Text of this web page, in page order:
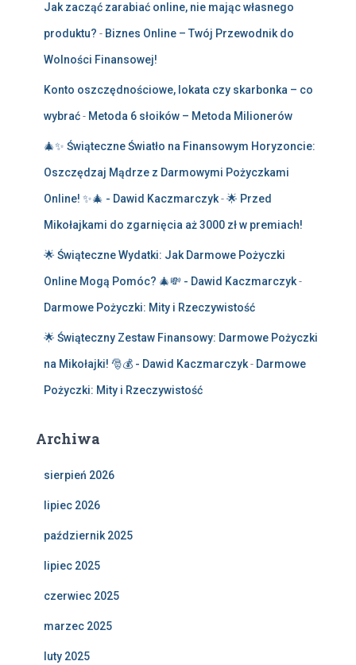
Jak zacząć zarabiać online, nie mając własnego
produktu? - Biznes Online – Twój Przewodnik do
Wolności Finansowej!
Konto oszczędnościowe, lokata czy skarbonka – co
wybrać- Metoda 6 słoików – Metoda Milionerów
🎄✨ Świąteczne Światło na Finansowym Horyzoncie:
Oszczędzaj Mądrze z Darmowymi Pożyczkami
Online! ✨🎄 - Dawid Kaczmarczyk-🌟 Przed
Mikołajkami do zgarnięcia aż 3000 zł w premiach!
🌟 Świąteczne Wydatki: Jak Darmowe Pożyczki
Online Mogą Pomóc? 🎄💸 - Dawid Kaczmarczyk-
Darmowe Pożyczki: Mity i Rzeczywistość
🌟 Świąteczny Zestaw Finansowy: Darmowe Pożyczki
na Mikołajki! 🎅💰 - Dawid Kaczmarczyk- Darmowe
Pożyczki: Mity i Rzeczywistość
Archiwa
sierpień 2026
lipiec 2026
październik 2025
lipiec 2025
czerwiec 2025
marzec 2025
luty 2025